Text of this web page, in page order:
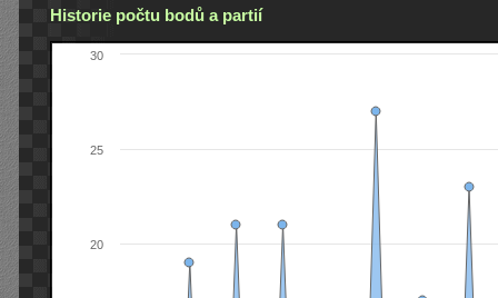
Historie počtu bodů a partií
20
25
30